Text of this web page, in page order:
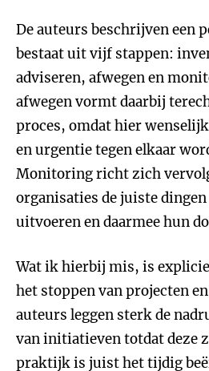
De auteurs beschrijven een
bestaat uit vijf stappen:
adviseren, afwegen en
afwegen vormt daarbij
proces, omdat hier
en urgentie tegen elkaar
Monitoring richt zich
organisaties de juiste dingen
uitvoeren en daarmee hun
Wat ik hierbij mis, is
het stoppen van projecten
auteurs leggen sterk de
van initiatieven totdat deze
praktijk is juist het tijdig